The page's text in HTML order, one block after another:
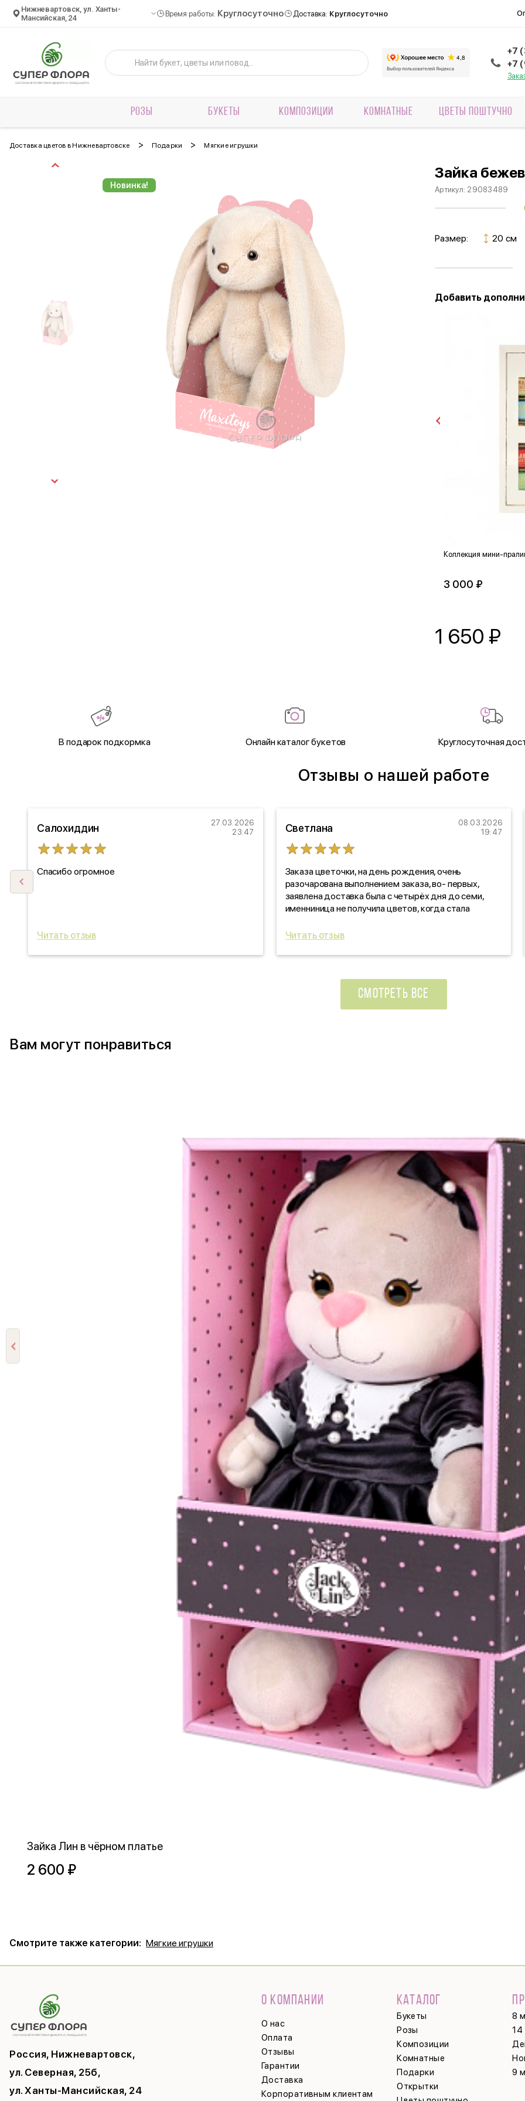
Нижневартовск, ул. Ханты-
Мансийская, 24
Время работы: Круглосуточно Доставка: Круглосуточно
+7
+7
РОЗЫ БУКЕТЫ КОМПОЗИЦИИ КОМНАТНЫЕ ЦВЕТЫ ПОШТУЧНО
Доставка цветов в Нижневартовске > Подарки > Мягкие игрушки
Новинка!
Зайка
Артикул: 29083489
Размер: 20 см
Добавить
Коллекция мини-
3 000 ₽
1 650 ₽
В подарок подкормка Онлайн каталог букетов Круглосуточная
Отзывы о нашей работе
Салохиддин
27.03.2026
23:47
Спасибо огромное
Читать отзыв
Светлана
08.03.2026
19:47
Заказа цветочки, на день рождения, очень
разочарована выполнением заказа, во- первых,
заявлена доставка была с четырёх дня до семи,
именниница не получила цветов, когда стала
такое вообще возможно?!!! По качеству цветов,
цветочки, на деле- не свежие, прдмороженные!
поступаете?!!!
Читать отзыв
СМОТРЕТЬ ВСЕ
Вам могут понравиться
Зайка Лин в чёрном платье
2 600 ₽
Смотрите также категории: Мягкие игрушки
Россия, Нижневартовск,
ул. Северная, 25б,
ул. Ханты-Мансийская, 24
О КОМПАНИИ
О нас
Оплата
Отзывы
Гарантии
Доставка
Корпоративным клиентам
КАТАЛОГ
Букеты
Розы
Композиции
Комнатные
Подарки
Открытки
8
14
9